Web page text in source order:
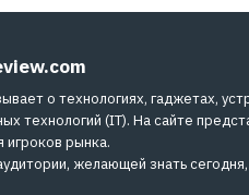
о технологиях, гаджетах,
технологий (IT). На сайте
игроков рынка.
желающей знать